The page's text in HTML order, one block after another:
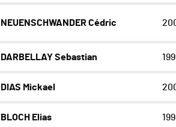
NEUENSCHWANDER Cédric
DARBELLAY Sebastian
DIAS Mickael
BLOCH Elias